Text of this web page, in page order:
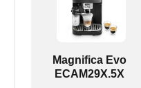
ECAM29X.6Y-
Magnifica Evo
ECAM29X.5X